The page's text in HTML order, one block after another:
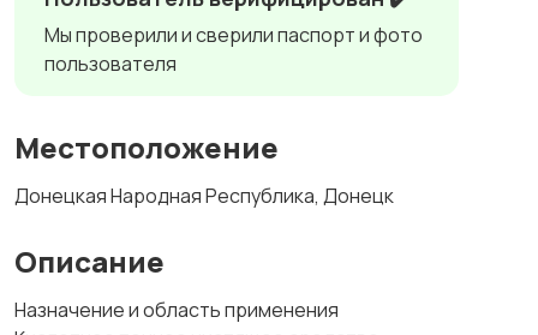
Мы проверили и сверили паспорт и фото
пользователя
Местоположение
Донецкая Народная Республика, Донецк
Описание
Назначение и область применения